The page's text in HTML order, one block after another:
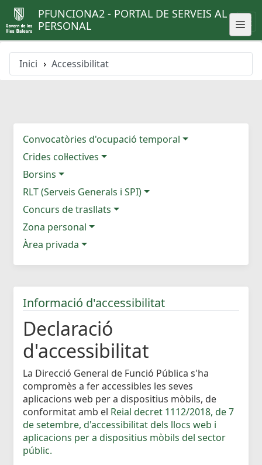
PFUNCIONA2 - PORTAL DE SERVEIS AL
PERSONAL
Inici Accessibilitat
Convocatòries d'ocupació temporal
Crides col·lectives
Borsins
RLT (Serveis Generals i SPI)
Concurs de trasllats
Zona personal
Àrea privada
Informació d'accessibilitat
Declaració
d'accessibilitat
La Direcció General de Funció Pública s'ha
compromès a fer accessibles les seves
aplicacions web per a dispositius mòbils, de
conformitat amb el Reial decret 1112/2018, de 7
de setembre, d'accessibilitat dels llocs web i
aplicacions per a dispositius mòbils del sector
públic.